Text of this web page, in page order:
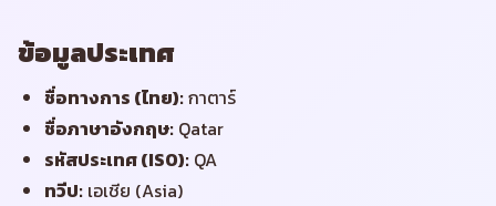
ข้อมูลประเทศ
ชื่อทางการ (ไทย):กาตาร์
ชื่อภาษาอังกฤษ: Qatar
รหัสประเทศ (ISO): QA
ทวีป: เอเชีย (Asia)